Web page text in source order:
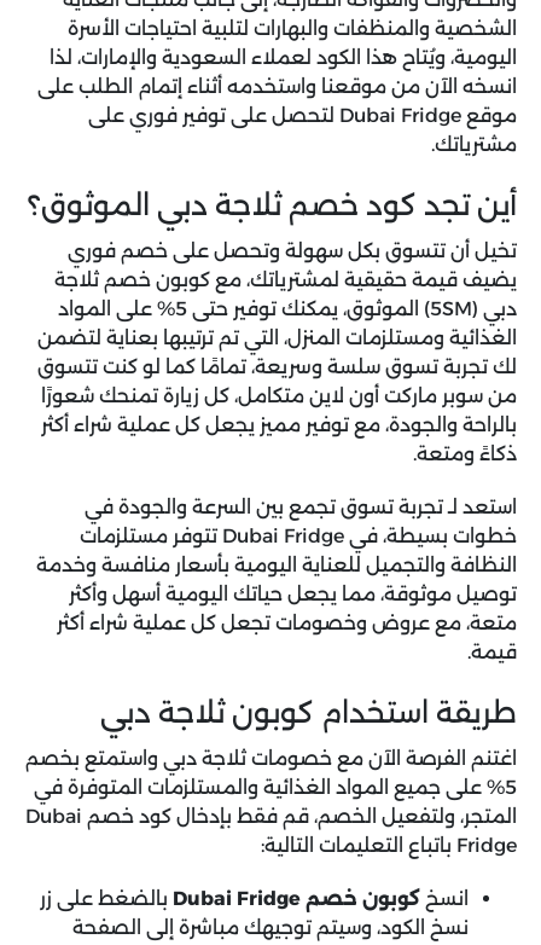
الشخصية والمنظفات والبهارات لتلبية احتياجات الأسرة
اليومية، ويُتاح هذا الكود لعملاء السعودية والإمارات، لذا
انسخه الآن من موقعنا واستخدمه أثناء إتمام الطلب على
موقع Dubai Fridge لتحصل على توفير فوري على
مشترياتك.
أين تجد كود خصم ثلاجة دبي الموثوق؟
تخيل أن تتسوق بكل سهولة وتحصل على خصم فوري
يضيف قيمة حقيقية لمشترياتك، مع كوبون خصم ثلاجة
دبي (5SM)
الموثوق، يمكنك توفير حتى 5% على المواد
الغذائية ومستلزمات المنزل، التي تم ترتيبها بعناية لتضمن
لك تجربة تسوق سلسة وسريعة، تمامًا كما لو كنت تتسوق
من سوبر ماركت أون لاين متكامل، كل زيارة تمنحك شعورًا
بالراحة والجودة، مع توفير مميز يجعل كل عملية شراء أكثر
ذكاءً ومتعة.
استعد لـ تجربة تسوق تجمع بين السرعة والجودة في
خطوات بسيطة، في Dubai Fridge تتوفر مستلزمات
النظافة والتجميل للعناية اليومية بأسعار منافسة وخدمة
توصيل موثوقة، مما يجعل حياتك اليومية أسهل وأكثر
متعة، مع عروض وخصومات تجعل كل عملية شراء أكثر
قيمة.
طريقة استخدام كوبون ثلاجة دبي
اغتنم الفرصة الآن مع خصومات ثلاجة دبي واستمتع بخصم
5% على جميع المواد الغذائية والمستلزمات المتوفرة في
المتجر، ولتفعيل الخصم، قم فقط بإدخال كود خصم Dubai
Fridge باتباع التعليمات التالية:
انسخ كوبون خصم Dubai Fridge
بالضغط على زر
نسخ الكود، وسيتم توجيهك مباشرة إلى الصفحة